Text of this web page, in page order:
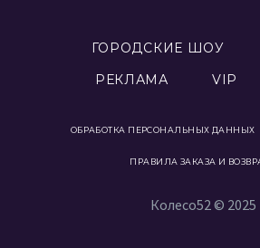
ГОРОДСКИЕ ШОУ
РЕКЛАМА
VIP
ОБРАБОТКА ПЕРСОНАЛЬНЫХ ДАННЫХ
ПРАВИЛА ЗАКАЗА И
Колесо52 © 2025